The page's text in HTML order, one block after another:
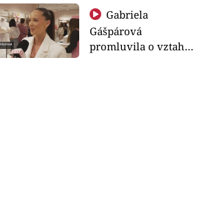
Gabriela
Gášpárová
promluvila o vztahu